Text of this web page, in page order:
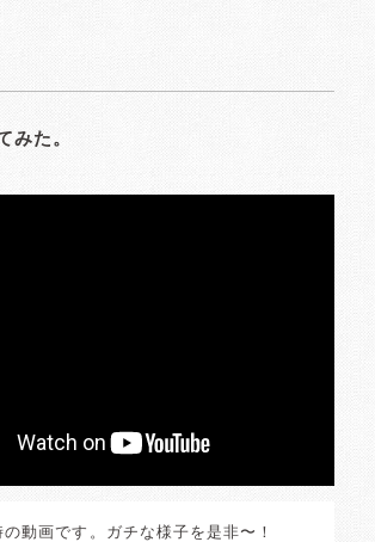
みた。
動画です。ガチな様子を是非〜！